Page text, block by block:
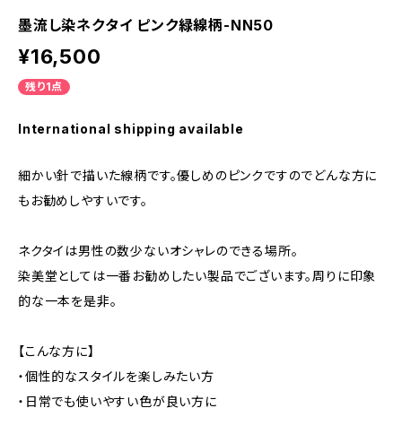
墨流し染ネクタイ ピンク緑線柄-NN50
¥16,500
残り1点
International shipping available
細かい針で描いた線柄です。優しめのピンクですのでどんな方に
もお勧めしやすいです。
ネクタイは男性の数少ないオシャレのできる場所。
染美堂としては一番お勧めしたい製品でございます。周りに印象
的な一本を是非。
【こんな方に】
・個性的なスタイルを楽しみたい方
・日常でも使いやすい色が良い方に